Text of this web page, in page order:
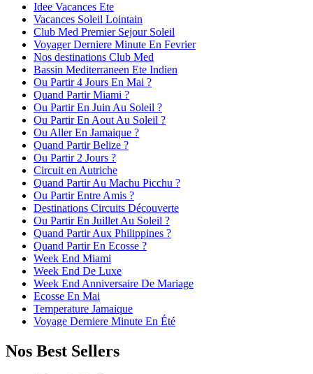
Idee Vacances Ete
Vacances Soleil Lointain
Club Med Premier Sejour Soleil
Voyager Derniere Minute En Fevrier
Nos destinations Club Med
Bassin Mediterraneen Ete Indien
Ou Partir 4 Jours En Mai ?
Quand Partir Miami ?
Ou Partir En Juin Au Soleil ?
Ou Partir En Aout Au Soleil ?
Ou Aller En Jamaique ?
Quand Partir Belize ?
Ou Partir 2 Jours ?
Circuit en Autriche
Quand Partir Au Machu Picchu ?
Ou Partir Entre Amis ?
Destinations Circuits Découverte
Ou Partir En Juillet Au Soleil ?
Quand Partir Aux Philippines ?
Quand Partir En Ecosse ?
Week End Miami
Week End De Luxe
Week End Anniversaire De Mariage
Ecosse En Mai
Temperature Jamaique
Voyage Derniere Minute En Été
Nos Best Sellers